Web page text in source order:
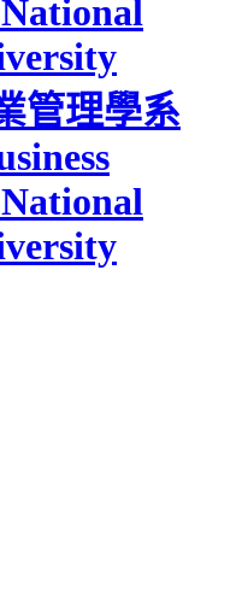
管理學系